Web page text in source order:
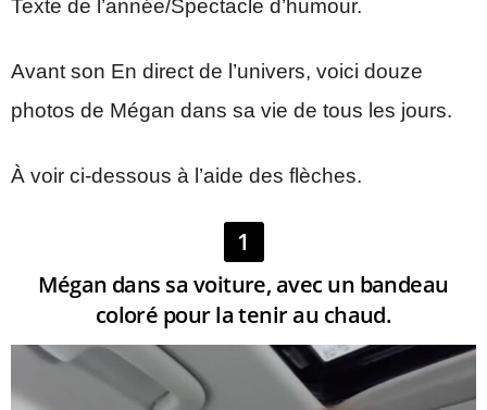
Texte de l’année/Spectacle d’humour.
Avant son En direct de l’univers, voici douze
photos de Mégan dans sa vie de tous les jours.
À voir ci-dessous à l’aide des flèches.
1
Mégan dans sa voiture, avec un bandeau
coloré pour la tenir au chaud.